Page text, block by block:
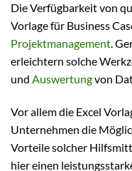
Die Verfügbarkeit von
Vorlage für Business
Projektmanagement.
erleichtern solche
und Auswertungvon
Vor allem die Excel
Unternehmen die
Vorteile solcher
hier einen